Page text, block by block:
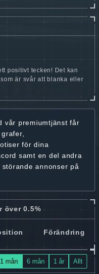
positivt tecken! Det kan
är svår att blanka eller
vår premiumtjänst får
för dina
samt en del andra
annonser på
över 0.5%
Förändring
1 mån 6 mån 1 år Allt